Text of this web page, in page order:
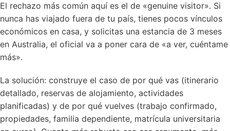
El rechazo más común aquí es el de «genuine visitor». Si
nunca has viajado fuera de tu país, tienes pocos vínculos
económicos en casa, y solicitas una estancia de 3 meses
en Australia, el oficial va a poner cara de «a ver, cuéntame
más».
La solución: construye el caso de por qué vas (itinerario
detallado, reservas de alojamiento, actividades
planificadas) y de por qué vuelves (trabajo confirmado,
propiedades, familia dependiente, matrícula universitaria